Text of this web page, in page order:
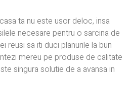
ta nu este usor deloc, insa
necesare pentru o sarcina de
reusi sa iti duci planurile la bun
mereu pe produse de calitate
singura solutie de a avansa in